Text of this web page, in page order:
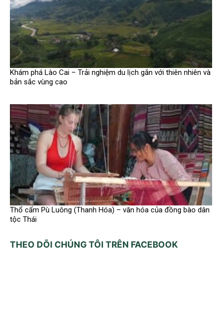
Khám phá Lào Cai – Trải nghiệm du lịch gắn với thiên nhiên và
bản sắc vùng cao
Thổ cẩm Pù Luông (Thanh Hóa) – văn hóa của đồng bào dân
tộc Thái
THEO DÕI CHÚNG TÔI TRÊN FACEBOOK